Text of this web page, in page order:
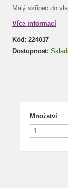
Malý skřipec do
Více informací
Kód: 224017
Dostupnost:
Množství